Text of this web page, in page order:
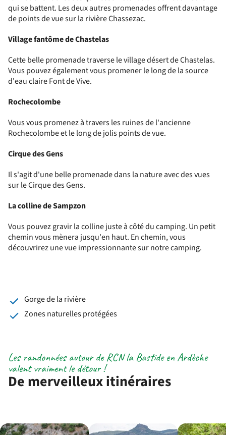
qui se battent. Les deux autres promenades offrent davantage
de points de vue sur la rivière Chassezac.
Village fantôme de Chastelas
Cette belle promenade traverse le village désert de Chastelas.
Vous pouvez également vous promener le long de la source
d'eau claire Font de Vive.
Rochecolombe
Vous vous promenez à travers les ruines de l'ancienne
Rochecolombe et le long de jolis points de vue.
Cirque des Gens
Il s'agit d'une belle promenade dans la nature avec des vues
sur le Cirque des Gens.
La colline de Sampzon
Vous pouvez gravir la colline juste à côté du camping. Un petit
chemin vous mènera jusqu'en haut. En chemin, vous
découvrirez une vue impressionnante sur notre camping.
Gorge de la rivière
Zones naturelles protégées
De merveilleux itinéraires
Les randonnées autour de RCN la Bastide en Ardèche
valent vraiment le détour !